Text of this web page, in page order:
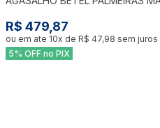
R$ 479,87
ou em ate 10x de R$ 47,98 sem juros
5% OFF no PIX